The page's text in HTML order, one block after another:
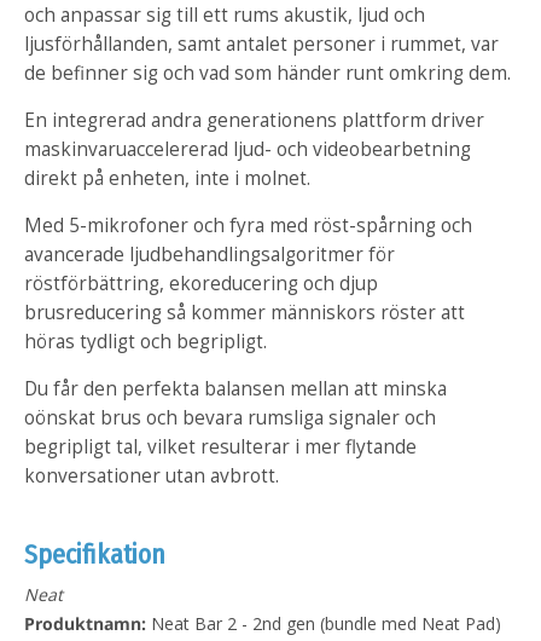
och anpassar sig till ett rums akustik, ljud och
ljusförhållanden, samt antalet personer i rummet, var
de befinner sig och vad som händer runt omkring dem.
En integrerad andra generationens plattform driver
maskinvaruaccelererad ljud- och videobearbetning
direkt på enheten, inte i molnet.
Med 5-mikrofoner och fyra med röst-spårning och
avancerade ljudbehandlingsalgoritmer för
röstförbättring, ekoreducering och djup
brusreducering så kommer människors röster att
höras tydligt och begripligt.
Du får den perfekta balansen mellan att minska
oönskat brus och bevara rumsliga signaler och
begripligt tal, vilket resulterar i mer flytande
konversationer utan avbrott.
Specifikation
Neat
Produktnamn: Neat Bar 2 - 2nd gen (bundle med Neat Pad)